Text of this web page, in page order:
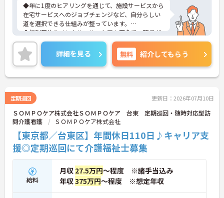
◆年に1度のヒアリングを通じて、施設サービスから
在宅サービスへのジョブチェンジなど、自分らしい
道を選択できる仕組みが整っています。
◆福利厚生やメンタルヘルスケアも万全で、職員が
心身ともに健康で、長く誇りを持って働ける環境づ
くりを追求している法人です。
◆入社後は研修施設での座学に加え、現場では先輩
社員との同行訪問（OJT）で実務をしっかり学べま
す。久しぶりのお仕事復帰で不安な方でも、自信を
す。
◆ライフサポートも手厚く、育児休業は最長3年間
取得可能で、復職後もお子さんが9歳になるまで時
短勤務が選べるなど、子育てと仕事の両立を強力に
バックアップします。
詳細を見る 無料 紹介してもらう
定期巡回 更新日：2026年07月10日
ＳＯＭＰＯケア株式会社ＳＯＭＰＯケア 台東 定期巡回・随時対応型訪
問介護看護
ＳＯＭＰＯケア株式会社
【東京都／台東区】年間休日110日♪キャリア支
援◎定期巡回にて介護福祉士募集
給料
月収 27.5万円～程度 ※諸手当込み
年収375万円～程度 ※想定年収